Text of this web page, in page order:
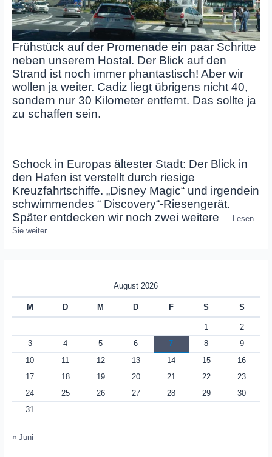
Frühstück auf der Promenade ein paar Schritte
neben unserem Hostal. Der Blick auf den
Strand ist noch immer phantastisch! Aber wir
wollen ja weiter. Cadiz liegt übrigens nicht 40,
sondern nur 30 Kilometer entfernt. Das sollte ja
zu schaffen sein.
Schock in Europas ältester Stadt: Der Blick in
den Hafen ist verstellt durch riesige
Kreuzfahrtschiffe. „Disney Magic“ und irgendein
schwimmendes “ Discovery“-Riesengerät.
Später entdecken wir noch zwei weitere
Lesen
Sie weiter…
August 2026
M D M D F S S
1
2
3
4 5 6 7 8
9
10
11 12 13 14 15
16
17
18 19 20 21 22
23
24
25 26 27 28 29
30
31
« Juni